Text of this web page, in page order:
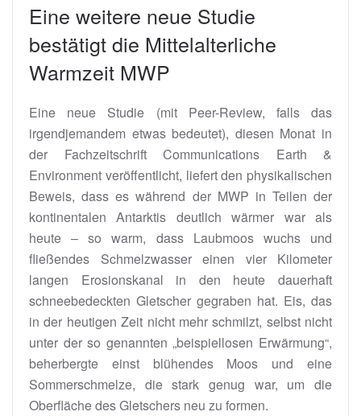
Eine weitere neue Studie
bestätigt die Mittelalterliche
Warmzeit MWP
Eine neue Studie (mit Peer-Review, falls das
irgendjemandem etwas bedeutet), diesen Monat in
der Fachzeitschrift Communications Earth &
Environment veröffentlicht, liefert den physikalischen
Beweis, dass es während der MWP in Teilen der
kontinentalen Antarktis deutlich wärmer war als
heute – so warm, dass Laubmoos wuchs und
fließendes Schmelzwasser einen vier Kilometer
langen Erosionskanal in den heute dauerhaft
schneebedeckten Gletscher gegraben hat. Eis, das
in der heutigen Zeit nicht mehr schmilzt, selbst nicht
unter der so genannten „beispiellosen Erwärmung“,
beherbergte einst blühendes Moos und eine
Sommerschmelze, die stark genug war, um die
Oberfläche des Gletschers neu zu formen.